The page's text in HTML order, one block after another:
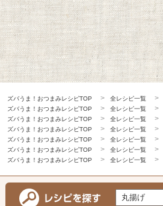
ズバうま！おつまみレシピTOP 全レシピ一覧
ズバうま！おつまみレシピTOP
全レシピ一覧
ズバうま！おつまみレシピTOP
全レシピ一覧
ズバうま！おつまみレシピTOP
全レシピ一覧
ズバうま！おつまみレシピTOP
全レシピ一覧
ズバうま！おつまみレシピTOP
全レシピ一覧
ズバうま！おつまみレシピTOP
全レシピ一覧